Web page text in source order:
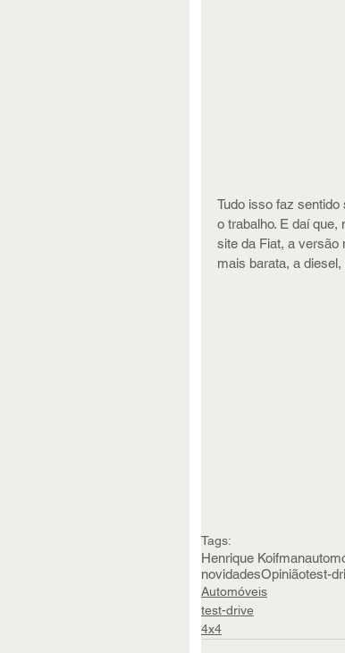
Tudo isso faz
o trabalho. E daí
site da Fiat, a versão
mais barata, a
Tags:
Henrique Koifman
novidadesOpiniãotest-
Automóveis
test-drive
4x4